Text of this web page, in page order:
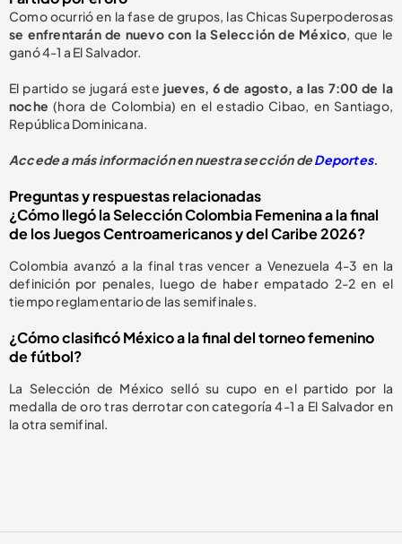
Como ocurrió en la fase de grupos, las Chicas Superpoderosas
se enfrentarán de nuevo con la Selección de México, que le
ganó 4-1 a El Salvador.
El partido se jugará este jueves, 6 de agosto, a las 7:00 de la
noche (hora de Colombia) en el estadio Cibao, en Santiago,
República Dominicana.
Accede a más información en nuestra sección deDeportes.
Preguntas y respuestas relacionadas
¿Cómo llegó la Selección Colombia Femenina a la final
de los Juegos Centroamericanos y del Caribe 2026?
Colombia avanzó a la final tras vencer a Venezuela 4-3 en la
definición por penales, luego de haber empatado 2-2 en el
tiempo reglamentario de las semifinales.
¿Cómo clasificó México a la final del torneo femenino
de fútbol?
La Selección de México selló su cupo en el partido por la
medalla de oro tras derrotar con categoría 4-1 a El Salvador en
la otra semifinal.